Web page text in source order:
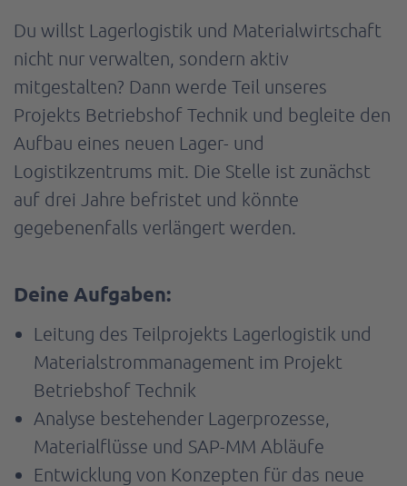
Du willst Lagerlogistik und Materialwirtschaft
nicht nur verwalten, sondern aktiv
mitgestalten? Dann werde Teil unseres
Projekts Betriebshof Technik und begleite den
Aufbau eines neuen Lager- und
Logistikzentrums mit. Die Stelle ist zunächst
auf drei Jahre befristet und könnte
gegebenenfalls verlängert werden.
Deine Aufgaben:
Leitung des Teilprojekts Lagerlogistik und
Materialstrommanagement im Projekt
Betriebshof Technik
Analyse bestehender Lagerprozesse,
Materialflüsse und SAP-MM Abläufe
Entwicklung von Konzepten für das neue